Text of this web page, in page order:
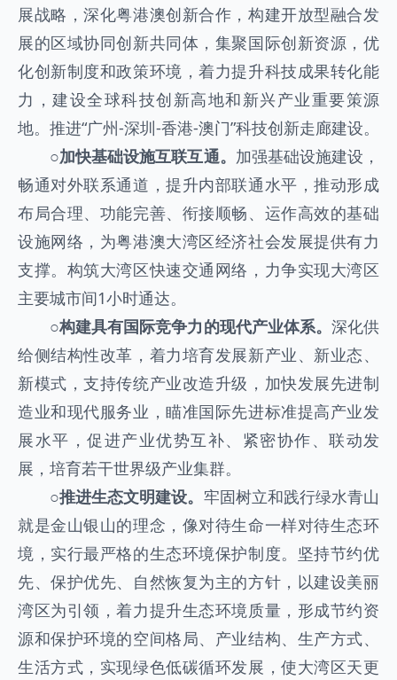
展战略，深化粤港澳创新合作，构建开放型融合发
展的区域协同创新共同体，集聚国际创新资源，优
化创新制度和政策环境，着力提升科技成果转化能
力，建设全球科技创新高地和新兴产业重要策源
地。推进“广州-深圳-香港-澳门”科技创新走廊建设。
○加快基础设施互联互通。 加强基础设施建设，
畅通对外联系通道，提升内部联通水平，推动形成
布局合理、功能完善、衔接顺畅、运作高效的基础
设施网络，为粤港澳大湾区经济社会发展提供有力
支撑。构筑大湾区快速交通网络，力争实现大湾区
主要城市间1小时通达。
○构建具有国际竞争力的现代产业体系。 深化供
给侧结构性改革，着力培育发展新产业、新业态、
新模式，支持传统产业改造升级，加快发展先进制
造业和现代服务业，瞄准国际先进标准提高产业发
展水平，促进产业优势互补、紧密协作、联动发
展，培育若干世界级产业集群。
○推进生态文明建设。 牢固树立和践行绿水青山
就是金山银山的理念，像对待生命一样对待生态环
境，实行最严格的生态环境保护制度。坚持节约优
先、保护优先、自然恢复为主的方针，以建设美丽
湾区为引领，着力提升生态环境质量，形成节约资
源和保护环境的空间格局、产业结构、生产方式、
生活方式，实现绿色低碳循环发展，使大湾区天更